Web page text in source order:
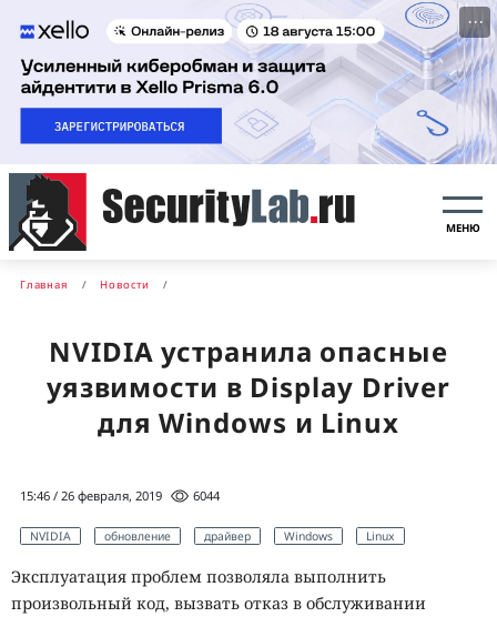
···
МЕНЮ
Главная Новости
NVIDIA устранила опасные
уязвимости в Display Driver
для Windows и Linux
15:46 / 26 февраля, 2019 6044
NVIDIA обновление драйвер Windows Linux
Эксплуатация проблем позволяла выполнить
произвольный код, вызвать отказ в обслуживании